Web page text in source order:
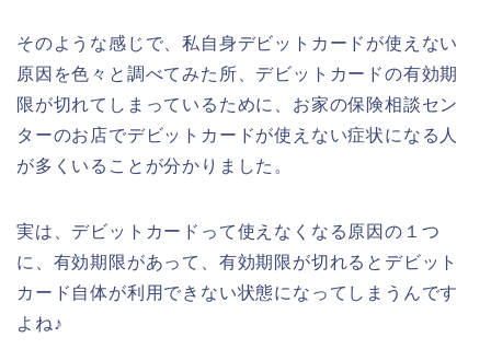
そのような感じで、私自身デビットカードが使えない
原因を色々と調べてみた所、デビットカードの有効期
限が切れてしまっているために、お家の保険相談セン
ターのお店でデビットカードが使えない症状になる人
が多くいることが分かりました。
実は、デビットカードって使えなくなる原因の１つ
に、有効期限があって、有効期限が切れるとデビット
カード自体が利用できない状態になってしまうんです
よね♪